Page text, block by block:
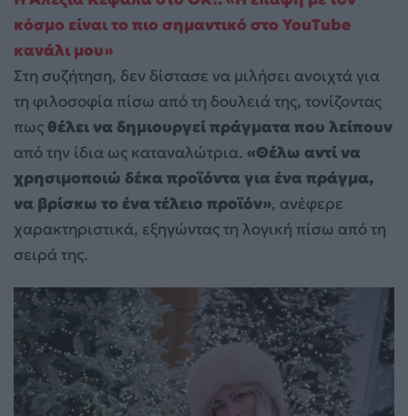
κόσμο είναι το πιο σημαντικό στο YouTube
κανάλι μου»
Στη συζήτηση, δεν δίστασε να μιλήσει ανοιχτά για
τη φιλοσοφία πίσω από τη δουλειά της, τονίζοντας
πως θέλει να δημιουργεί πράγματα που λείπουν
από την ίδια ως καταναλώτρια. «Θέλω αντί να
χρησιμοποιώ δέκα προϊόντα για ένα πράγμα,
να βρίσκω το ένα τέλειο προϊόν», ανέφερε
χαρακτηριστικά, εξηγώντας τη λογική πίσω από τη
σειρά της.